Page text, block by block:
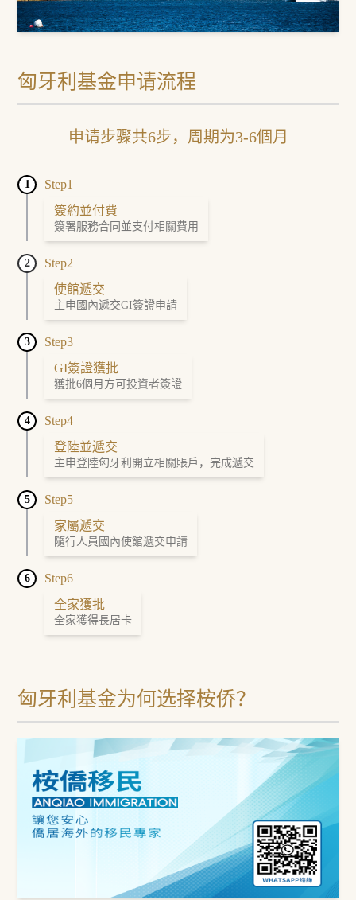
匈牙利基金申请流程
申请步骤共6步，周期为3-6個月
1
Step1
簽約並付費
簽署服務合同並支付相關費用
2
Step2
使館遞交
主申國內遞交GI簽證申請
3
Step3
GI簽證獲批
獲批6個月方可投資者簽證
4
Step4
登陸並遞交
主申登陸匈牙利開立相關賬戶，完成遞交
5
Step5
家屬遞交
隨行人員國內使館遞交申請
6
Step6
全家獲批
全家獲得長居卡
匈牙利基金为何选择桉侨？